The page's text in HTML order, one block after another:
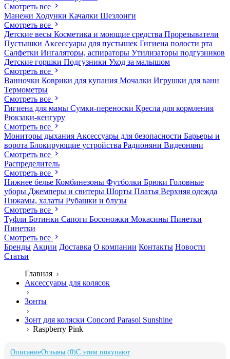
Смотреть все
Манежи Ходунки Качалки Шезлонги
Смотреть все
Детские весы Косметика и моющие средства Прорезыватели
Пустышки Аксессуары для пустышек Гигиена полости рта
Салфетки Ингаляторы, аспираторы Утилизаторы подгузников
Детские горшки Подгузники Уход за малышом
Смотреть все
Ванночки Коврики для купания Мочалки Игрушки для ванн
Термометры
Смотреть все
Гигиена для мамы Сумки-переноски Кресла для кормления
Рюкзаки-кенгуру
Смотреть все
Мониторы дыхания Аксессуары для безопасности Барьеры и
ворота Блокирующие устройства Радионяни Видеоняни
Смотреть все
Распределитель
Смотреть все
Нижнее белье Комбинезоны Футболки Брюки Головные
уборы Джемперы и свитеры Шорты Платья Верхняя одежда
Пижамы, халаты Рубашки и блузы
Смотреть все
Туфли Ботинки Сапоги Босоножки Мокасины Пинетки
Пинетки
Смотреть все
Бренды Акции Доставка О компании Контакты Новости
Статьи
Главная
Аксессуары для колясок
Зонты
Зонт для коляски Concord Parasol Sunshine
Raspberry Pink
ОписаниеОтзывы (0)С этим покупают